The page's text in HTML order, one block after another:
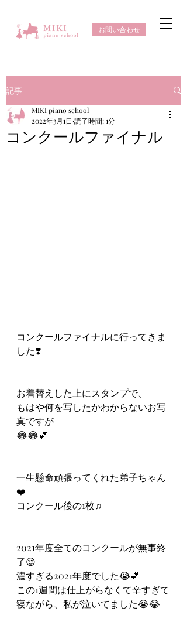
お問い合わせ
記事
コンクールファイナル
MIKI piano school
2022年3月1日 読了時間: 1分
コンクールファイナルに行ってきま
した❣️
お着替えした上にスタンプで、
もはや何を写したかわからないお写
真ですが
😂😂💕
一生懸命頑張ってくれた弟子ちゃん
❤️
コンクール後の1枚♫
2021年度全てのコンクールが無事終
了😌
濃すぎる2021年度でした😭💕
この1週間は仕上がらなくて辛すぎて
寝ながら、私が泣いてました😭😂